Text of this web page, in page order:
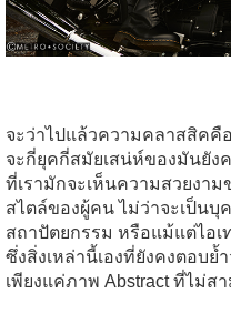
จะว่าไปแล้วความคลาสสิคคื
จะกี่ยุคกี่สมัยเสน่ห์ของมันยัง
ที่เรามักจะเห็นความสวยงา
สไตล์ของผู้คน ไม่ว่าจะเป็น
สถาปัตยกรรม หรือแม้แต่ไอ
ซึ่งสิ่งเหล่านี้เองที่ยังคงตอบ
เพียงแค่ภาพ Abstract ที่ไม่ส